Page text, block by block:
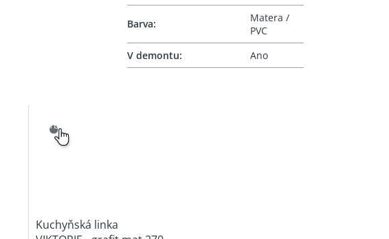
Barva:
Matera /
PVC
V demontu: Ano
VÝBĚR
Kuchyňská linka